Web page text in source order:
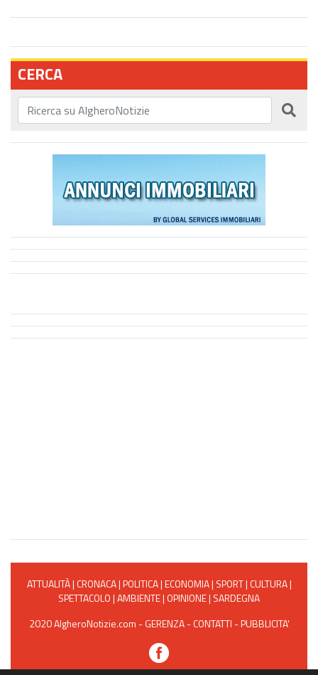
CERCA
ATTUALITÀ| CRONACA|POLITICA|ECONOMIA| SPORT| CULTURA|
SPETTACOLO|AMBIENTE| OPINIONE| SARDEGNA
2020 AlgheroNotizie.com - GERENZA- CONTATTI -PUBBLICITA'